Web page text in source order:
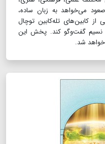
می‌خواهد به زبان ساده،
کابین‌های تله‌کابین توچال
نسیم گفت‌وگو کند. پخش این
خواهد شد.